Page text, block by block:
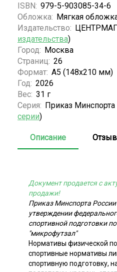
ISBN: 979-5-903085-34-6
Обложка: Мягкая
Издательство:
издательства)
Город: Москва
Страниц: 26
Формат: А5 (148x210 мм)
Год: 2026
Вес: 31 г
Серия: Приказ Минспорта
серии)
Описание
Документ продается с
продажи!
Приказ Минспорта
утверждении
спортивной подготовки
"микрофутзал"
Нормативы физической
спортивные нормативы
спортивную подготовку,